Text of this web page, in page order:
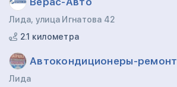
Лида, улица Игнатова 42
2.1 километра
Автокондиционеры-ремонт
Лида